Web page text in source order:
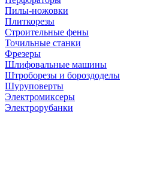
Пилы-ножовки
Плиткорезы
Строительные фены
Точильные станки
Фрезеры
Шлифовальные машины
Штроборезы и бороздоделы
Шуруповерты
Электромиксеры
Электрорубанки